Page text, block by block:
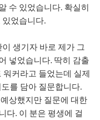
수 있었습니다. 확실히
있었습니다.
생기자 바로 제가 그
넣었습니다. 딱히 감출
워커라고 들었는데 실제
를 담아 질문합니다.
상했지만 질문에 대한
다. 이 분은 평생에 걸